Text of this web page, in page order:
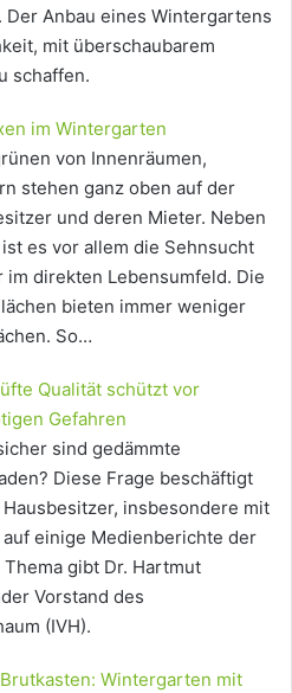
Anbau eines Wintergartens
mit überschaubarem
schaffen.
im Wintergarten
von Innenräumen,
stehen ganz oben auf der
und deren Mieter. Neben
es vor allem die Sehnsucht
im direkten Lebensumfeld. Die
bieten immer weniger
So…
Qualität schützt vor
Gefahren
sind gedämmte
Diese Frage beschäftigt
insbesondere mit
auf einige Medienberichte der
gibt Dr. Hartmut
Vorstand des
(IVH).
Wintergarten mit